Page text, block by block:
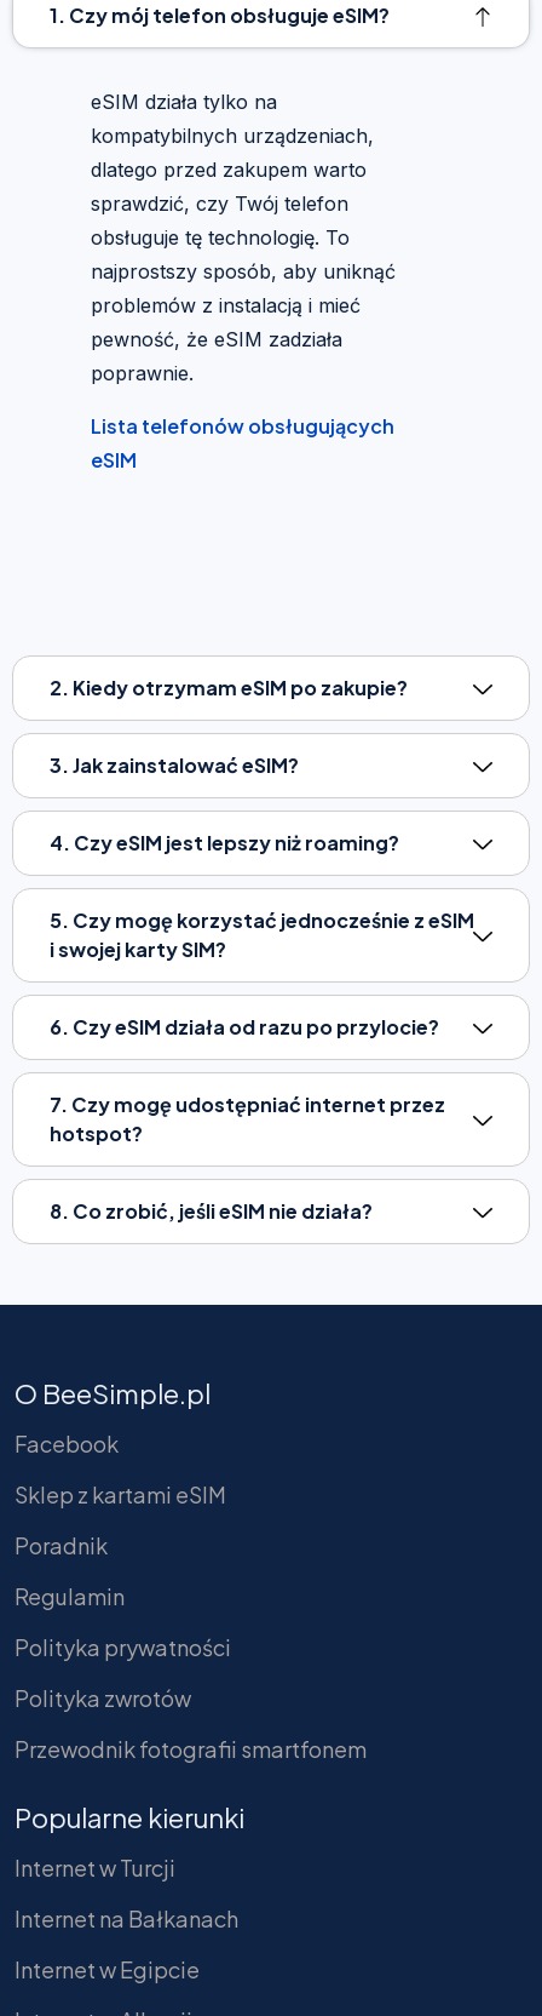
1. Czy mój telefon obsługuje eSIM?
eSIM działa tylko na
kompatybilnych urządzeniach,
dlatego przed zakupem warto
sprawdzić, czy Twój telefon
obsługuje tę technologię. To
najprostszy sposób, aby uniknąć
problemów z instalacją i mieć
pewność, że eSIM zadziała
poprawnie.
Lista telefonów obsługujących
eSIM
2. Kiedy otrzymam eSIM po zakupie?
3. Jak zainstalować eSIM?
4. Czy eSIM jest lepszy niż roaming?
5. Czy mogę korzystać jednocześnie z eSIM
i swojej karty SIM?
6. Czy eSIM działa od razu po przylocie?
7. Czy mogę udostępniać internet przez
hotspot?
8. Co zrobić, jeśli eSIM nie działa?
O BeeSimple.pl
Facebook
Sklep z kartami eSIM
Poradnik
Regulamin
Polityka prywatności
Polityka zwrotów
Przewodnik fotografii smartfonem
Popularne kierunki
Internet w Turcji
Internet na Bałkanach
Internet w Egipcie